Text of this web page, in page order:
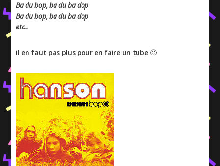
Ba du bop, ba du ba dop
Ba du bop, ba du ba dop
etc..
il en faut pas plus pour en faire un tube 🙂